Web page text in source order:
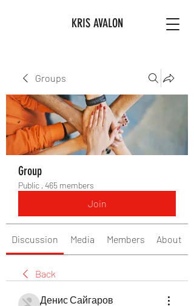
KRIS AVALON
Groups
Group
Public · 465 members
Join
Discussion Media Members About
Back
Денис Сайгаров